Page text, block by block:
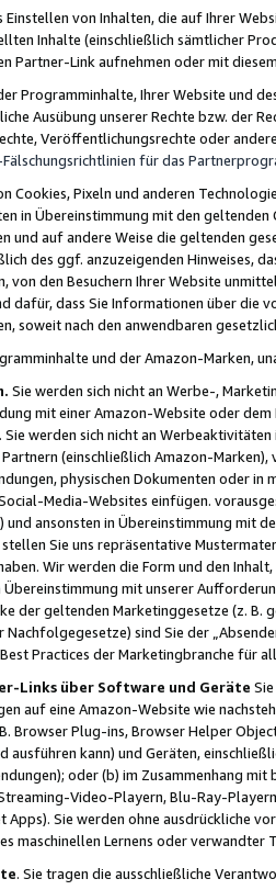
Einstellen von Inhalten, die auf Ihrer
Inhalte (einschließlich sämtlicher
Partner-Link aufnehmen oder mit
Programminhalte, Ihrer Website und
Ausübung unserer Rechte bzw. der
Veröffentlichungsrechte oder
für das
Cookies, Pixeln und anderen
in Übereinstimmung mit den
und auf andere Weise die geltenden
des ggf. anzuzeigenden Hinweises,
von den Besuchern Ihrer Website
dafür, dass Sie Informationen über die
soweit nach den anwendbaren
und der Amazon-Marken,
Sie werden sich nicht an Werbe-,
mit einer Amazon-Website oder
werden sich nicht an
(einschließlich Amazon-
physischen Dokumenten oder in
Media-Websites einfügen.
und ansonsten in Übereinstimmung mit
Sie uns repräsentative
Wir werden die Form und den
mit unserer
der geltenden Marketinggesetze (z. B.
sind Sie der
Practices der Marketingbranche für
Links über Software und Geräte
auf eine Amazon-Website wie
Browser Plug-ins, Browser Helper
ausführen kann) und Geräten,
oder (b) im Zusammenhang
Video-Playern, Blu-Ray-
Apps). Sie werden ohne ausdrückliche
maschinellen Lernens oder
. Sie tragen die ausschließliche